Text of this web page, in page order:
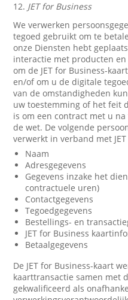
12. JET for Business
We verwerken
tegoed gebruikt om te
onze Diensten hebt
interactie met producten en
om de JET for Business-
en/of om u de digitale
van de omstandigheden
uw toestemming of het feit
is om een contract met u
de wet. De volgende
verwerkt in verband met
Naam
Adresgegevens
Gegevens inzake het
contractuele uren)
Contactgegevens
Tegoedgegevens
Bestellings- en
JET for Business
Betaalgegevens
De JET for Business-kaart
kaarttransactie samen met
gekwalificeerd als